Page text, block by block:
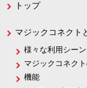
トップ
マジックコネクト
様々な利用シーン
マジックコネク
機能